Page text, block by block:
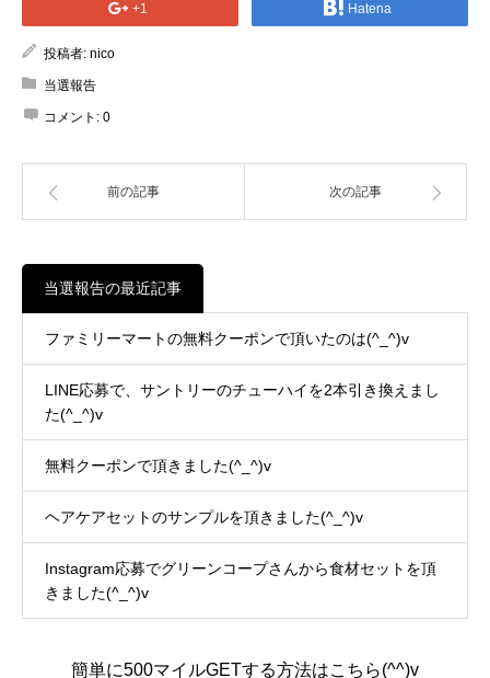
+1 Hatena
投稿者: nico
当選報告
コメント: 0
前の記事 次の記事
当選報告の最近記事
ファミリーマートの無料クーポンで頂いたのは(^_^)v
LINE応募で、サントリーのチューハイを2本引き換えまし
た(^_^)v
無料クーポンで頂きました(^_^)v
ヘアケアセットのサンプルを頂きました(^_^)v
Instagram応募でグリーンコープさんから食材セットを頂
きました(^_^)v
簡単に500マイルGETする方法はこちら(^^)v